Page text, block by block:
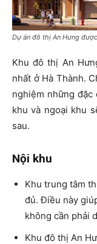
Dự án đô thị An Hưng
Khu đô thị An
nhất ở Hà Thành.
nghiệm những đặc
khu và ngoại khu
sau.
Nội khu
Khu trung tâm
đủ. Điều này
không cần phải
Khu đô thị An